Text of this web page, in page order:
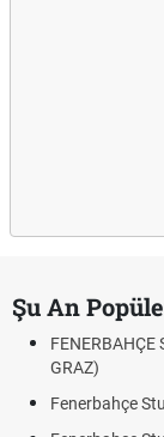
Şu An
FENERBAHÇE
GRAZ)
Fenerbahçe